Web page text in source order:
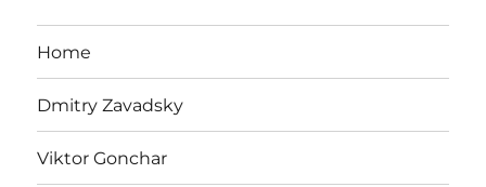
Home
Dmitry Zavadsky
Viktor Gonchar